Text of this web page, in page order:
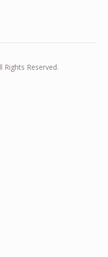
Rights Reserved.